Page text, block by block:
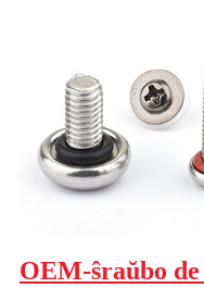
OEM-ŝraŭbo